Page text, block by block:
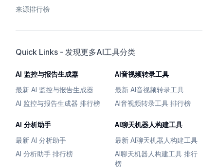
来源排行榜
Quick Links - 发现更多AI工具分类
AI 监控与报告生成器
最新 AI 监控与报告生成器
AI 监控与报告生成器 排行榜
AI音视频转录工具
最新 AI音视频转录工具
AI音视频转录工具 排行榜
AI 分析助手
最新 AI 分析助手
AI 分析助手 排行榜
AI聊天机器人构建工具
最新 AI聊天机器人构建工具
AI聊天机器人构建工具 排行
榜